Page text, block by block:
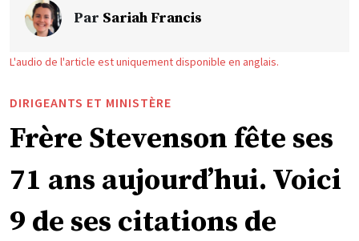
Par Sariah Francis
L'audio de l'article est uniquement disponible en anglais.
DIRIGEANTS ET MINISTÈRE
Frère Stevenson fête ses
71 ans aujourd’hui. Voici
9 de ses citations de